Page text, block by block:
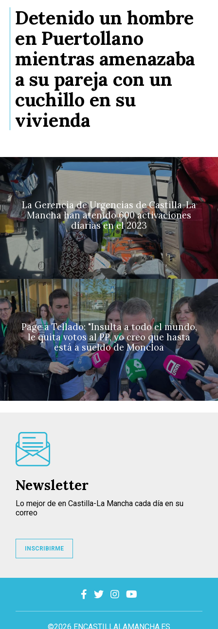
Detenido un hombre
en Puertollano
mientras amenazaba
a su pareja con un
cuchillo en su
vivienda
La Gerencia de Urgencias de Castilla-La
Mancha han atenido 600 activaciones
diarias en el 2023
Page a Tellado: "Insulta a todo el mundo,
le quita votos al PP, yo creo que hasta
está a sueldo de Moncloa
©2026 ENCASTILLALAMANCHA.ES
Newsletter
Lo mejor de en Castilla-La Mancha cada día en su
correo
INSCRIBIRME